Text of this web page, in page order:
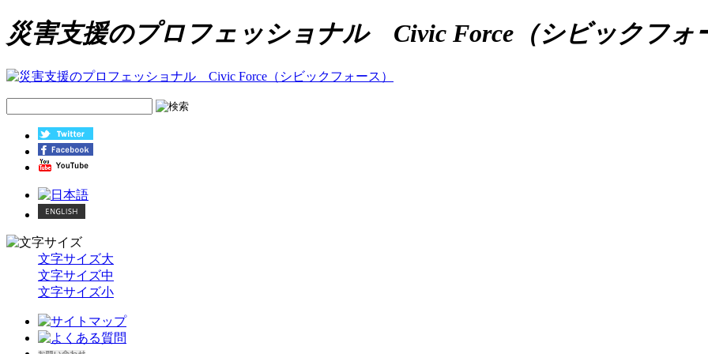
災害支援のプロフェッショナル Civic Force（シビックフォ
文字サイズ大
文字サイズ中
文字サイズ小